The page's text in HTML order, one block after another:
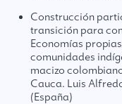
Construcción
transición para
Economías
comunidades
macizo
Cauca. Luis
(España)